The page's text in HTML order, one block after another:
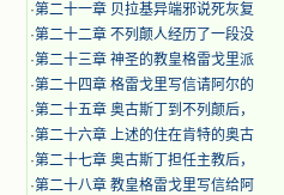
·第二十一章 贝拉基异端邪说死灰复
·第二十二章 不列颠人经历了一段没
·第二十三章 神圣的教皇格雷戈里派
·第二十四章 格雷戈里写信请阿尔的
·第二十五章 奥古斯丁到不列颠后，
·第二十六章 上述的住在肯特的奥古
·第二十七章 奥古斯丁担任主教后，
·第二十八章 教皇格雷戈里写信给阿